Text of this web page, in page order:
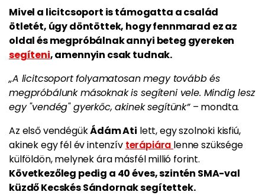
Mivel a licitcsoport is támogatta a család
ötletét, úgy döntöttek, hogy fennmarad ez az
oldal és megpróbálnak annyi beteg gyereken
segíteni, amennyin csak tudnak.
„A licitcsoport folyamatosan megy tovább és
megpróbálunk másoknak is segíteni vele. Mindig lesz
egy "vendég" gyerkőc, akinek segítünk” – mondta.
Az első vendégükÁdám Ati lett, egy szolnoki kisfiú,
akinek egy fél év intenzív terápiára lenne szüksége
külföldön, melynek ára másfél millió forint.
Következőleg pedig a 40 éves, szintén SMA-val
küzdő Kecskés Sándornak segítettek.